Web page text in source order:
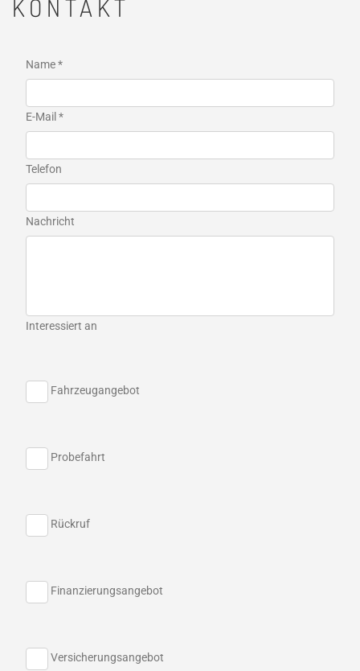
KONTAKT
Name *
E-Mail *
Telefon
Nachricht
Interessiert an
Fahrzeugangebot
Probefahrt
Rückruf
Finanzierungsangebot
Versicherungsangebot